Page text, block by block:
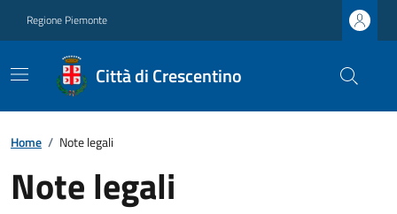
Regione Piemonte
Città di Crescentino
Home / Note legali
Note legali